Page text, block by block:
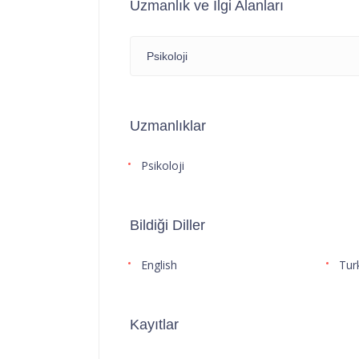
Uzmanlık ve İlgi Alanları
Psikoloji
Uzmanlıklar
Psikoloji
Bildiği Diller
English
Kayıtlar